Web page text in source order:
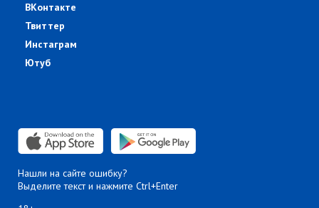
ВКонтакте
Твиттер
Инстаграм
Ютуб
Нашли на сайте ошибку?
Выделите текст и нажмите Ctrl+Enter